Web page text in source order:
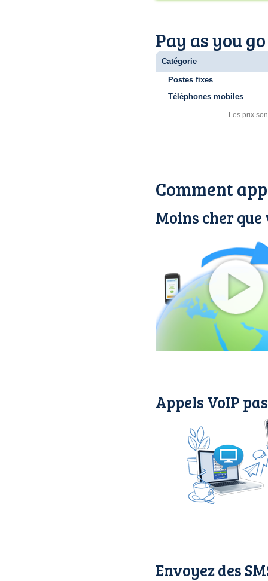
Pay as you
Catégorie
Postes fixes
Téléphones mobiles
Les prix
Comment
Moins cher
Appels VoIP
Envoyez des